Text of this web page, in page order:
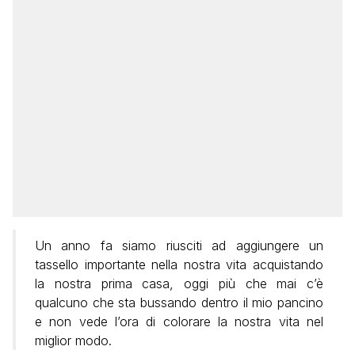
Un anno fa siamo riusciti ad aggiungere un
tassello importante nella nostra vita acquistando
la nostra prima casa, oggi più che mai c’è
qualcuno che sta bussando dentro il mio pancino
e non vede l’ora di colorare la nostra vita nel
miglior modo.